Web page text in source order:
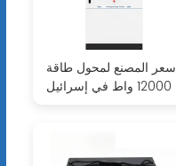
سعر المصنع لمحول طاقة
12000 واط في إسرائيل